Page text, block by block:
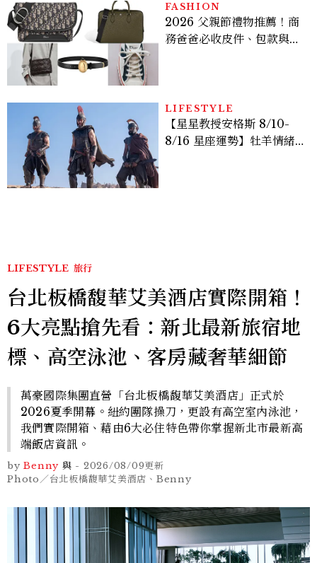
FASHION
2026 父親節禮物推薦！商
務爸爸必收皮件、包款與鞋
LIFESTYLE
【星星教授安格斯 8/10-
8/16 星座運勢】牡羊情緒
LIFESTYLE 旅行
台北板橋馥華艾美酒店實際開箱！
6大亮點搶先看：新北最新旅宿地
標、高空泳池、客房藏奢華細節
萬豪國際集團直營「台北板橋馥華艾美酒店」正式於
2026夏季開幕。紐約團隊操刀，更設有高空室內泳池，
我們實際開箱、藉由6大必住特色帶你掌握新北市最新高
端飯店資訊。
by Benny 與 - 2026/08/09更新
Photo／台北板橋馥華艾美酒店、Benny